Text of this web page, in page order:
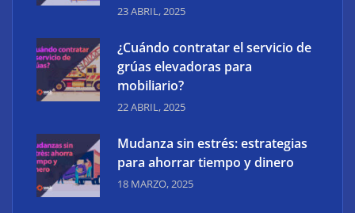
¿Qué son los antimicóticos para pies? Todo sobre
ellos
23 ABRIL, 2025
¿Cuándo contratar el servicio de
grúas elevadoras para
mobiliario?
22 ABRIL, 2025
Mudanza sin estrés: estrategias
para ahorrar tiempo y dinero
18 MARZO, 2025